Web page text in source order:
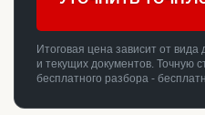
Итоговая цена зависит от
и текущих документов. Точную
бесплатного разбора -